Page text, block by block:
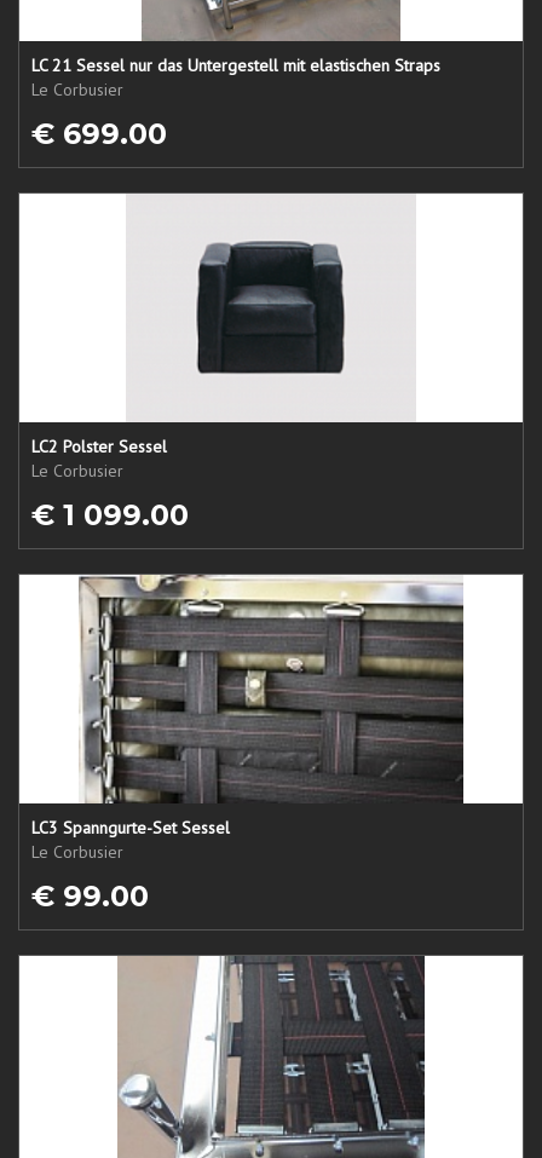
LC 21 Sessel nur das Untergestell mit elastischen Straps
Le Corbusier
€ 699.00
LC2 Polster Sessel
Le Corbusier
€ 1 099.00
LC3 Spanngurte-Set Sessel
Le Corbusier
€ 99.00